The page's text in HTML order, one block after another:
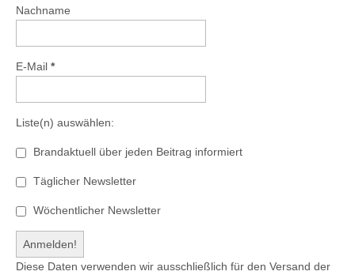
Nachname
E-Mail *
Liste(n) auswählen:
Brandaktuell über jeden Beitrag informiert
Täglicher Newsletter
Wöchentlicher Newsletter
Diese Daten verwenden wir ausschließlich für den Versand der